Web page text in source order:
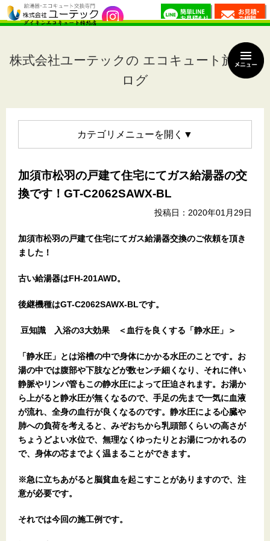
株式会社ユーテックの エコキュート施工ブ
ログ
カテゴリメニュー
加須市松羽の戸建て住宅にてガス給湯器の交
換です！GT-C2062SAWX-BL
投稿日：2020年01月29日
加須市松羽の戸建て住宅にてガス給湯器交換のご依頼を頂き
ました！
古い給湯器はFH-201AWD。
後継機種はGT-C2062SAWX-BLです。
豆知識 入浴の3大効果 ＜血行を良くする「静水圧」＞
「静水圧」とは浴槽の中で身体にかかる水圧のことです。お
湯の中では腹部や下肢などが数センチ細くなり、それに伴い
静脈やリンパ管もこの静水圧によって圧迫されます。お湯か
ら上がると静水圧が無くなるので、手足の先まで一気に血液
が流れ、全身の血行が良くなるのです。静水圧による心臓や
肺への負荷を考えると、みぞおちから乳頭部くらいの高さが
ちょうどよい水位で、無理なくゆったりとお湯につかれるの
で、身体の芯までよく温まることができます。
※急に立ちあがると脳貧血を起こすことがありますので、注
意が必要です。
それでは今回の施工例です。